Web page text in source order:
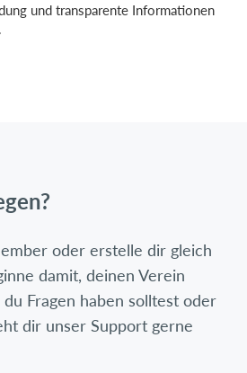
und transparente Informationen
oder erstelle dir gleich
damit, deinen Verein
Fragen haben solltest oder
dir unser Support gerne